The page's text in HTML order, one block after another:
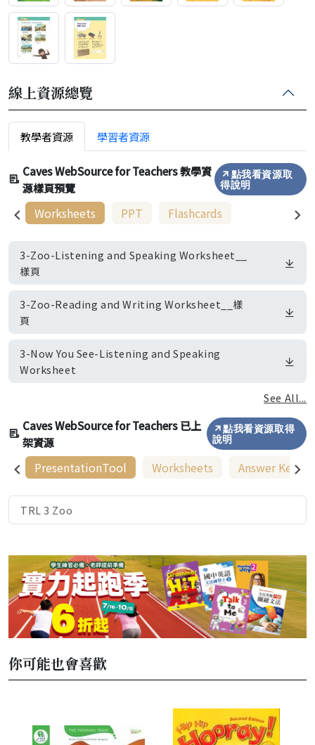
線上資源總覽
教學者資源 學習者資源
Caves WebSource for Teachers 教學資
源樣頁預覽
點我看資源取
得說明
Worksheets PPT Flashcards
3-Zoo-Listening and Speaking Worksheet__
樣頁
3-Zoo-Reading and Writing Worksheet__樣
頁
3-Now You See-Listening and Speaking
Worksheet
See All...
Caves WebSource for Teachers 已上
架資源
點我看資源取得
說明
PresentationTool Worksheets Answer Keys
TRL 3 Zoo
你可能也會喜歡